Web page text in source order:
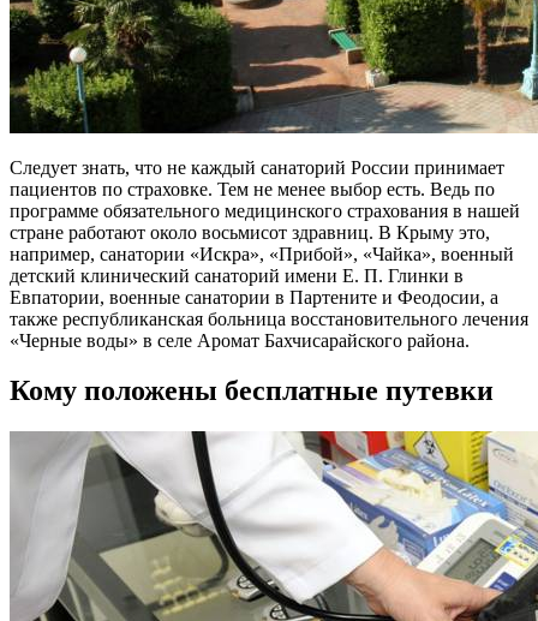
Следует знать, что не каждый санаторий России принимает
пациентов по страховке. Тем не менее выбор есть. Ведь по
программе обязательного медицинского страхования в нашей
стране работают около восьмисот здравниц. В Крыму это,
например, санатории «Искра», «Прибой», «Чайка», военный
детский клинический санаторий имени Е. П. Глинки в
Евпатории, военные санатории в Партените и Феодосии, а
также республиканская больница восстановительного лечения
«Черные воды» в селе Аромат Бахчисарайского района.
Кому положены бесплатные путевки